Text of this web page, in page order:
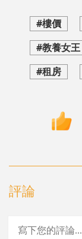
#樓價
#教養女王
#租房
評論